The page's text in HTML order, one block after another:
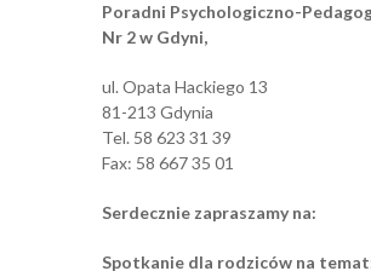
Poradni Psychologiczno-
Nr 2w Gdyni,
ul. Opata Hackiego 13
81-213 Gdynia
Tel. 58 623 31 39
Fax: 58 667 35 01
Serdecznie zapraszamy na:
Spotkanie dla rodziców na